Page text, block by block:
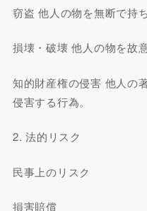
窃盗 他人の物を無断で持
損壊・破壊 他人の物を故
知的財産権の侵害 他人の
侵害する行為。
2. 法的リスク
民事上のリスク
損害賠償